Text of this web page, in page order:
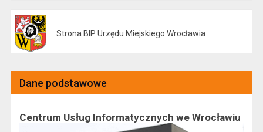
Strona BIP Urzędu Miejskiego Wrocławia
Dane podstawowe
Centrum Usług Informatycznych we Wrocławiu